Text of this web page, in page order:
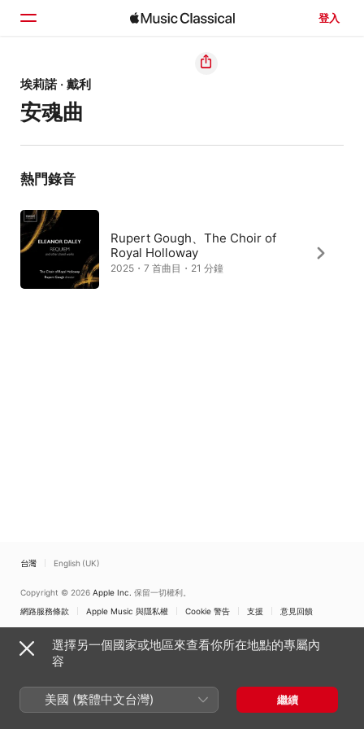
登入
首頁
瀏覽
搜尋
埃莉諾 · 戴利
安魂曲
熱門錄音
Rupert Gough、The Choir of
Royal Holloway
2025・7 首曲目・21 分鐘
台灣 English (UK)
Copyright © 2026 Apple Inc. 保留一切權利。
網路服務條款
Apple Music 與隱私權 Cookie 警告 支援 意見回饋
選擇另一個國家或地區來查看你所在地點的專屬內
容
美國 (繁體中文台灣) 繼續